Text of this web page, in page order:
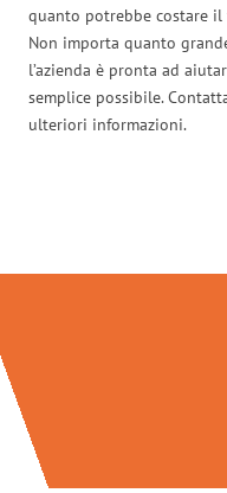
quanto potrebbe costare il
Non importa quanto
l’azienda è pronta ad
semplice possibile.
ulteriori informazioni.